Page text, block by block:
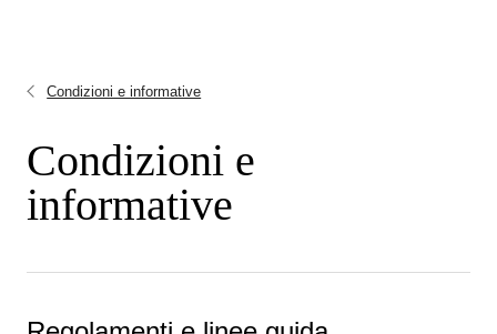
Condizioni e informative
Condizioni e
informative